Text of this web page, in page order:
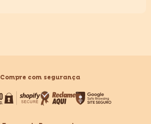
Compre com segurança